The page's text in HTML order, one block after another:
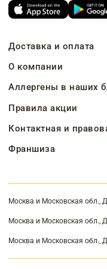
Доставка и оплата
О компании
Аллергены в наших
Правила акции
Контактная и
Франшиза
Москва и Московская обл.,
Москва и Московская обл.,
Москва и Московская обл.,